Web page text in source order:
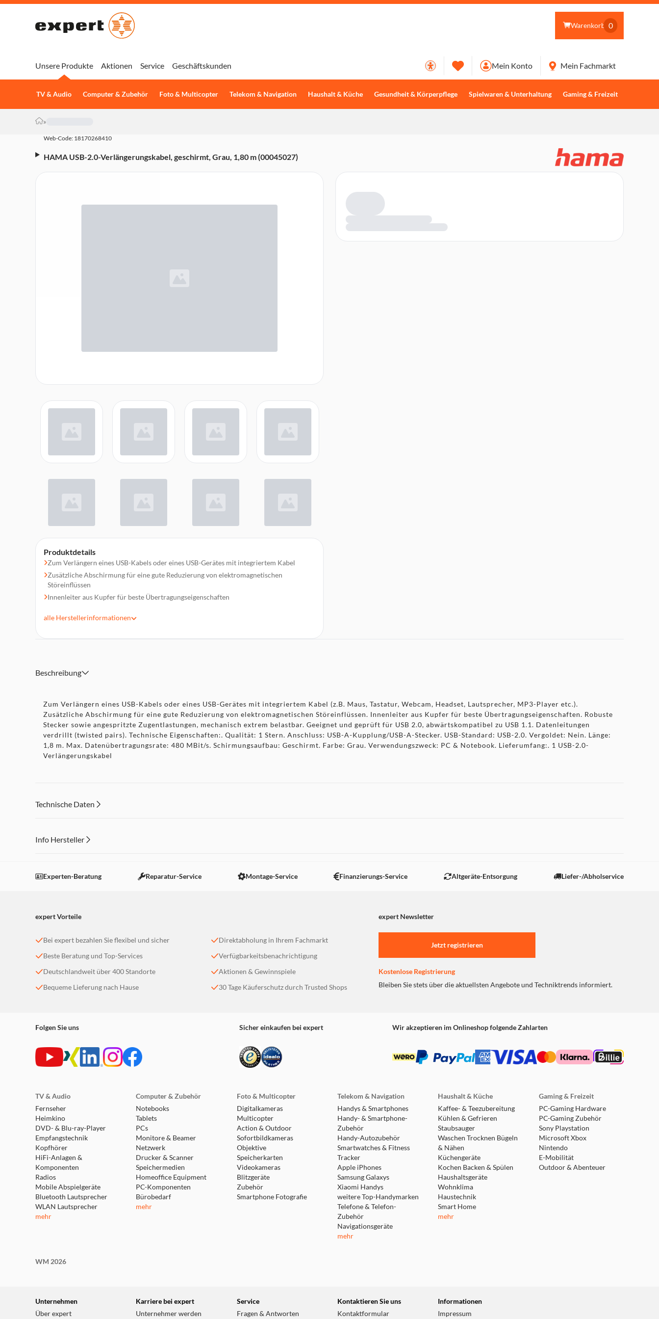
Warenkorb 0
Unsere Produkte
TV & Audio Computer & Zubehör Foto & Multicopter Telekom & Navigation Haushalt & Küche Gesundheit & Körperpflege Spielwaren & Unterhaltung Gaming & Freizeit
Aktionen Service Geschäftskunden Mein Konto Mein Fachmarkt
»
Web-Code: 18170268410
HAMA USB-2.0-Verlängerungskabel, geschirmt, Grau, 1,80 m (00045027)
Produktdetails
Zum Verlängern eines USB-Kabels oder eines USB-Gerätes mit integriertem Kabel
Zusätzliche Abschirmung für eine gute Reduzierung von elektromagnetischen
Störeinflüssen
Innenleiter aus Kupfer für beste Übertragungseigenschaften
Datenleitungen verdrillt (twisted pairs)
alle Herstellerinformationen
Beschreibung
Zum Verlängern eines USB-Kabels oder eines USB-Gerätes mit integriertem Kabel (z.B. Maus, Tastatur, Webcam, Headset, Lautsprecher, MP3-Player etc.).
Zusätzliche Abschirmung für eine gute Reduzierung von elektromagnetischen Störeinflüssen. Innenleiter aus Kupfer für beste Übertragungseigenschaften. Robuste
Stecker sowie angespritzte Zugentlastungen, mechanisch extrem belastbar. Geeignet und geprüft für USB 2.0, abwärtskompatibel zu USB 1.1. Datenleitungen
verdrillt (twisted pairs). Technische Eigenschaften:. Qualität: 1 Stern. Anschluss: USB-A-Kupplung/USB-A-Stecker. USB-Standard: USB-2.0. Vergoldet: Nein. Länge:
1,8 m. Max. Datenübertragungsrate: 480 MBit/s. Schirmungsaufbau: Geschirmt. Farbe: Grau. Verwendungszweck: PC & Notebook. Lieferumfang:. 1 USB-2.0-
Verlängerungskabel
Technische Daten
Info Hersteller
Einstellungen anpassen
Experten-Beratung Reparatur-Service Montage-Service Finanzierungs-Service Altgeräte-Entsorgung Liefer-/Abholservice
expert Vorteile expert Newsletter
Bei expert bezahlen Sie flexibel und sicher
Beste Beratung und Top-Services
Deutschlandweit über 400 Standorte
Bequeme Lieferung nach Hause
Direktabholung in Ihrem Fachmarkt
Verfügbarkeitsbenachrichtigung
Aktionen & Gewinnspiele
30 Tage Käuferschutz durch Trusted Shops
Jetzt registrieren
Kostenlose Registrierung
Bleiben Sie stets über die aktuellsten Angebote und Techniktrends informiert.
Folgen Sie uns Sicher einkaufen bei expert Wir akzeptieren im Onlineshop folgende Zahlarten
TV & Audio
Fernseher
Heimkino
DVD- & Blu-ray-Player
Empfangstechnik
Kopfhörer
HiFi-Anlagen &
Komponenten
Radios
Mobile Abspielgeräte
Bluetooth Lautsprecher
WLAN Lautsprecher
mehr
Computer & Zubehör
Notebooks
Tablets
PCs
Monitore & Beamer
Netzwerk
Drucker & Scanner
Speichermedien
Homeoffice Equipment
PC-Komponenten
Bürobedarf
mehr
Foto & Multicopter
Digitalkameras
Multicopter
Action & Outdoor
Sofortbildkameras
Objektive
Speicherkarten
Videokameras
Blitzgeräte
Zubehör
Smartphone Fotografie
Telekom & Navigation
Handys & Smartphones
Handy- & Smartphone-
Zubehör
Handy-Autozubehör
Smartwatches & Fitness
Tracker
Apple iPhones
Samsung Galaxys
Xiaomi Handys
weitere Top-Handymarken
Telefone & Telefon-
Zubehör
Navigationsgeräte
mehr
Haushalt & Küche
Kaffee- & Teezubereitung
Kühlen & Gefrieren
Staubsauger
Waschen Trocknen Bügeln
& Nähen
Küchengeräte
Kochen Backen & Spülen
Haushaltsgeräte
Wohnklima
Haustechnik
Smart Home
mehr
Gaming & Freizeit
PC-Gaming Hardware
PC-Gaming Zubehör
Sony Playstation
Microsoft Xbox
Nintendo
E-Mobilität
Outdoor & Abenteuer
WM 2026
Unternehmen
Über expert
Karriere bei expert
Unternehmer werden
Service
Fragen & Antworten
Kontaktieren Sie uns
Kontaktformular
Informationen
Impressum